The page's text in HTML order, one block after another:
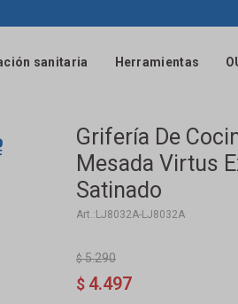
sanitaria Herramientas
Grifería De
Mesada Virtus
Satinado
LJ8032A-LJ8032A
$ 4.497
$ 5.290